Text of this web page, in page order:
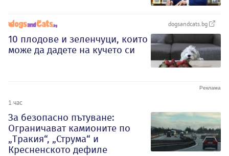
dogsandcats.bg
10 плодове и зеленчуци, които
може да дадете на кучето си
1 час
За безопасно пътуване:
Ограничават камионите по
„Тракия“, „Струма“ и
Кресненското дефиле